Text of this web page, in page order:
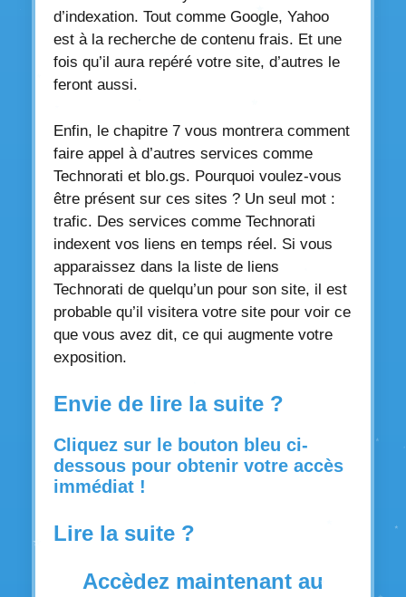
d’indexation. Tout comme Google, Yahoo
est à la recherche de contenu frais. Et une
fois qu’il aura repéré votre site, d’autres le
feront aussi.
Enfin, le chapitre 7 vous montrera comment
faire appel à d’autres services comme
Technorati et blo.gs. Pourquoi voulez-vous
être présent sur ces sites ? Un seul mot :
trafic. Des services comme Technorati
indexent vos liens en temps réel. Si vous
apparaissez dans la liste de liens
Technorati de quelqu’un pour son site, il est
probable qu’il visitera votre site pour voir ce
que vous avez dit, ce qui augmente votre
exposition.
Envie de lire la suite ?
Cliquez sur le bouton bleu ci-
dessous pour obtenir votre accès
immédiat !
Lire la suite ?
Accèdez maintenant au